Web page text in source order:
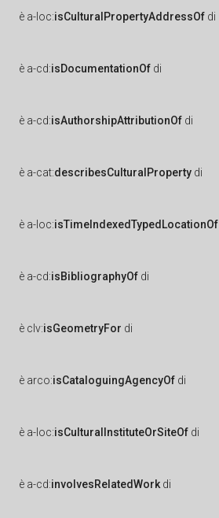
è a-loc:isCulturalPropertyAddressOf di
è a-cd:isDocumentationOf di
è a-cd:isAuthorshipAttributionOf di
è a-cat:describesCulturalProperty di
è a-loc:isTimeIndexedTypedLocationOf
è a-cd:isBibliographyOf di
è clv:isGeometryFor di
è arco:isCataloguingAgencyOf di
è a-loc:isCulturalInstituteOrSiteOf di
è a-cd:involvesRelatedWork di